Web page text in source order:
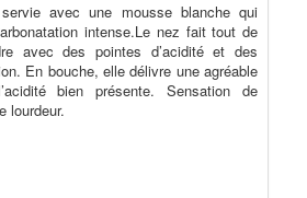
avec une mousse blanche qui
intense.Le nez fait tout de
avec des pointes d’acidité et des
En bouche, elle délivre une agréable
bien présente. Sensation de
lourdeur.